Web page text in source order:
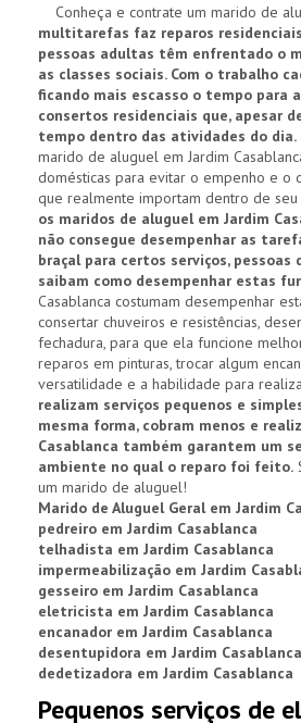
Conheça e contrate um marido de
multitarefas faz reparos
pessoas adultas têm enfrentado o
as classes sociais. Com o trabalho
ficando mais escasso o tempo para
consertos residenciais que, apesar
tempo dentro das atividades do dia.
marido de aluguel em Jardim
domésticas para evitar o empenho e o
que realmente importam dentro de seu
os maridos de aluguel em Jardim
não consegue desempenhar as
braçal para certos serviços,
saibam como desempenhar estas
Casablanca costumam desempenhar
consertar chuveiros e resistências,
fechadura, para que ela funcione
reparos em pinturas, trocar algum
versatilidade e a habilidade para
realizam serviços pequenos e
mesma forma, cobram menos e
Casablanca também garantem um
ambiente no qual o reparo foi feito.
um marido de aluguel!
Marido de Aluguel Geral em Jardim
pedreiro em Jardim Casablanca
telhadista em Jardim Casablanca
impermeabilização em Jardim
gesseiro em Jardim Casablanca
eletricista em Jardim Casablanca
encanador em Jardim Casablanca
desentupidora em Jardim Casablanca
dedetizadora em Jardim Casablanca
Pequenos serviços de